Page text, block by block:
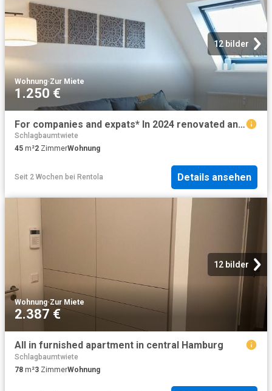
12 bilder
Wohnung·Zur Miete
1.250 €
For companies and expats* In 2024 renovated and new furnished flat in Hamburg Altona
Schlagbaumtwiete
45 m²2 ZimmerWohnung
Seit 2 Wochen bei Rentola Details ansehen
12 bilder
Wohnung·Zur Miete
2.387 €
All in furnished apartment in central Hamburg
Schlagbaumtwiete
78 m²3 ZimmerWohnung